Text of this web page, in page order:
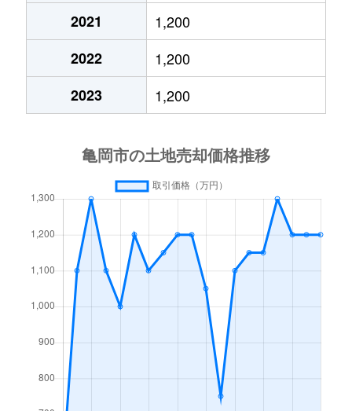
80万円
畑野町千ケ畑
30万円
畑野町千ケ畑
950万円
畑野町千ケ畑
620万円 亀岡
畑野町千ケ畑
380万円 亀岡
徒歩
畑野町広野
130万円 亀岡
徒歩
畑野町広野
50万円
稗田野町芦ノ山
400万円
東竪町
450万円
東つつじケ丘曙台
2,800万円
2021
1,200
2022
1,200
2023
1,200